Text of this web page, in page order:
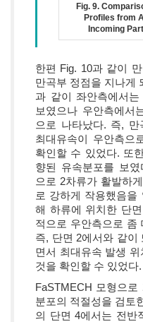
Fig. 9.
Profiles from
Incoming
한편 Fig. 10과 같이
만곡부 정점을 지나게
과 같이 좌안측에서
보였으나 우안측에서
으로 나타났다. 즉,
최대유속이 우안측으
확인할 수 있었다. 또
향된 유속분포를 보
으로 2차류가 활발하
로 강하게 작용했음
해 하류에 위치한 단
적으로 우안측으로 좀
즉, 단면 2에서와 같이
면서 최대유속 발생
것을 확인할 수 있었다.
FaSTMECH 모형으
분포의 적절성을 검토
의 단면 4에서는 전반